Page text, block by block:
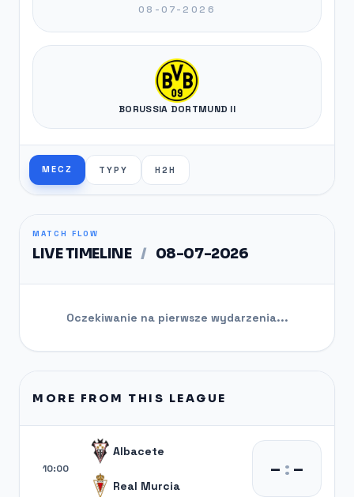
08-07-2026
BORUSSIA DORTMUND II
MECZ TYPY H2H
MATCH FLOW
LIVE TIMELINE / 08-07-2026
Oczekiwanie na pierwsze wydarzenia...
MORE FROM THIS LEAGUE
10:00
Albacete
Real Murcia
– :–